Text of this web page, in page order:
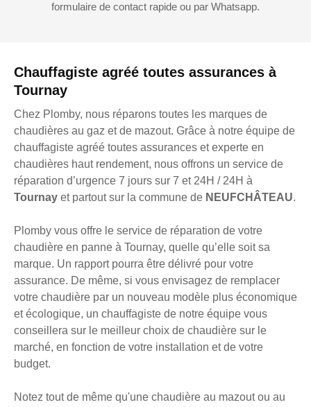
Chauffagiste agréé toutes assurances à
Tournay
Chez Plomby, nous réparons toutes les marques de
chaudières au gaz et de mazout. Grâce à notre équipe de
chauffagiste agréé toutes assurances et experte en
chaudières haut rendement, nous offrons un service de
réparation d’urgence 7 jours sur 7 et 24H / 24H à
Tournay et partout sur la commune de NEUFCHÂTEAU.
Plomby vous offre le service de réparation de votre
chaudière en panne à Tournay, quelle qu’elle soit sa
marque. Un rapport pourra être délivré pour votre
assurance. De même, si vous envisagez de remplacer
votre chaudière par un nouveau modèle plus économique
et écologique, un chauffagiste de notre équipe vous
conseillera sur le meilleur choix de chaudière sur le
marché, en fonction de votre installation et de votre
budget.
Notez tout de même qu'une chaudière au mazout ou au
formulaire de contact rapide ou par Whatsapp.